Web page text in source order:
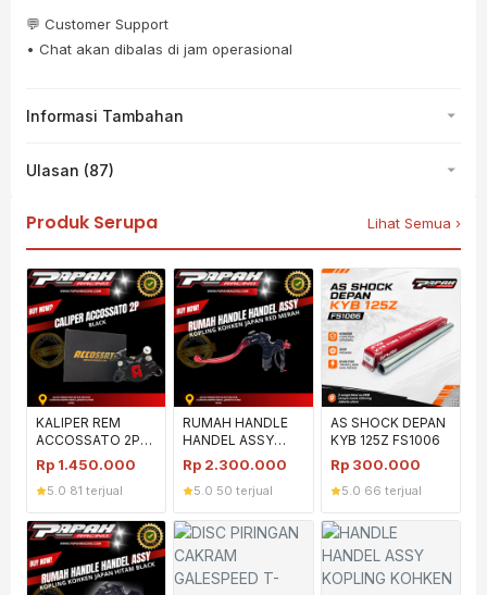
💬 Customer Support
• Chat akan dibalas di jam operasional
Informasi Tambahan
Ulasan (87)
Produk Serupa Lihat Semua ›
KALIPER REM
ACCOSSATO 2P
HITAM BLACK
ACCOSATO
Rp 1.450.000
5.0 81 terjual
RUMAH HANDLE
HANDEL ASSY
KOPLING KOHKEN
JAPAN MERAH
RED
Rp 2.300.000
5.0 50 terjual
AS SHOCK DEPAN
KYB 125Z FS1006
Rp 300.000
5.0 66 terjual